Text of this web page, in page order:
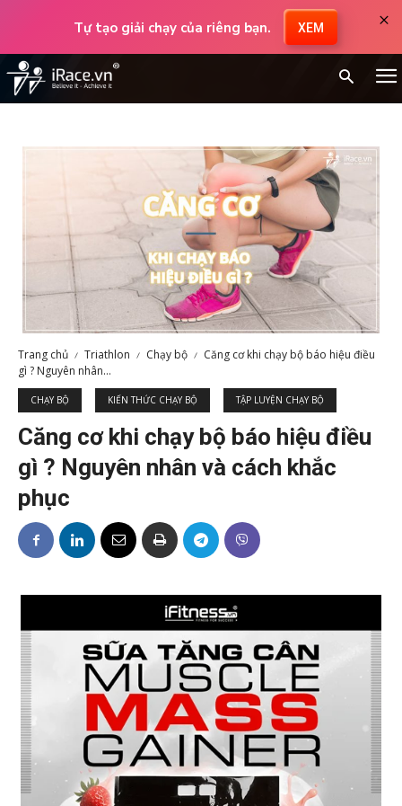
Tự tạo giải chạy của riêng bạn. XEM ×
Trang chủ Triathlon Chạy bộ
Căng cơ khi chạy bộ báo hiệu điều
gì ? Nguyên nhân...
CHẠY BỘ KIẾN THỨC CHẠY BỘ TẬP LUYỆN CHẠY BỘ
Căng cơ khi chạy bộ báo hiệu điều
gì ? Nguyên nhân và cách khắc
phục